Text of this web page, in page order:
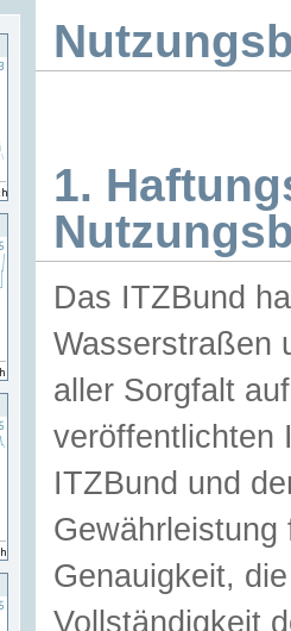
1.
Das ITZBund
Wasserstraßen
aller Sorgfalt
veröffentlichten
ITZBund und
Genauigkeit,
Vollständigkeit